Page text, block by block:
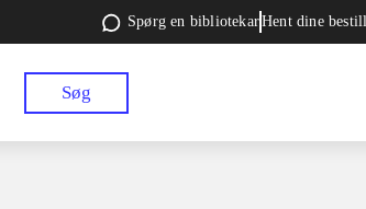
Spørg en bibliotekarHent dine
Søg